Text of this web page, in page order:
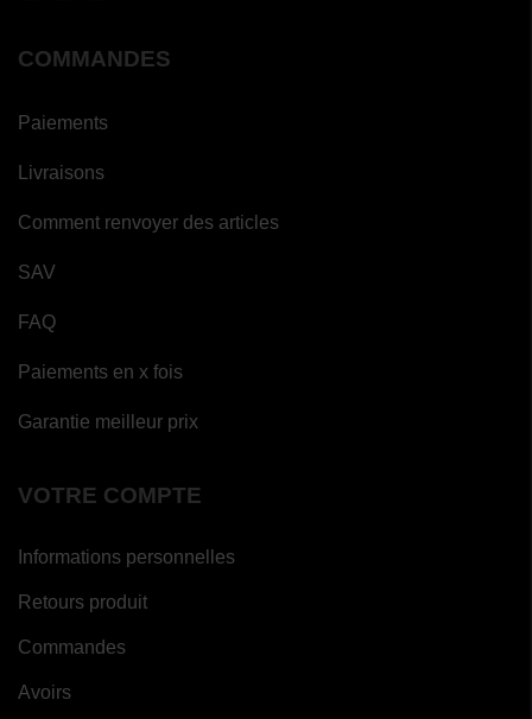
COMMANDES
Paiements
Livraisons
Comment renvoyer des articles
SAV
FAQ
Paiements en x fois
Garantie meilleur prix
VOTRE COMPTE
Informations personnelles
Retours produit
Commandes
Avoirs